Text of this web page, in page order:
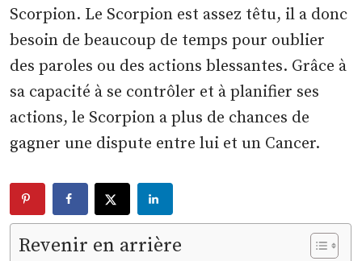
Scorpion. Le Scorpion est assez têtu, il a donc
besoin de beaucoup de temps pour oublier
des paroles ou des actions blessantes. Grâce à
sa capacité à se contrôler et à planifier ses
actions, le Scorpion a plus de chances de
gagner une dispute entre lui et un Cancer.
Revenir en arrière